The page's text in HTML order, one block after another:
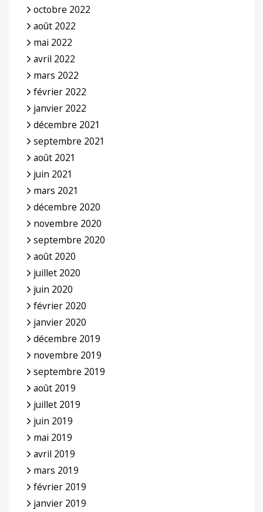
octobre 2022
août 2022
mai 2022
avril 2022
mars 2022
février 2022
janvier 2022
décembre 2021
septembre 2021
août 2021
juin 2021
mars 2021
décembre 2020
novembre 2020
septembre 2020
août 2020
juillet 2020
juin 2020
février 2020
janvier 2020
décembre 2019
novembre 2019
septembre 2019
août 2019
juillet 2019
juin 2019
mai 2019
avril 2019
mars 2019
février 2019
janvier 2019